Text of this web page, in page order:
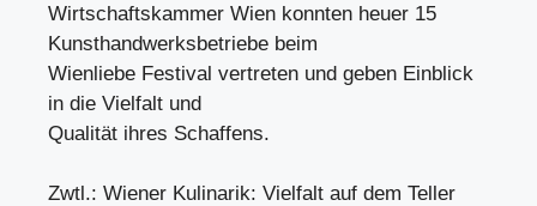
Wirtschaftskammer Wien konnten heuer 15
Kunsthandwerksbetriebe beim
Wienliebe Festival vertreten und geben Einblick
in die Vielfalt und
Qualität ihres Schaffens.
Zwtl.: Wiener Kulinarik: Vielfalt auf dem Teller